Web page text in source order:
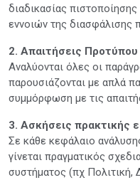
διαδικασίας
εννοιών της διασφάλισης
2. Απαιτήσεις Προτύπου
Αναλύονται όλες οι
παρουσιάζονται με απλά
συμμόρφωση με τις
3. Ασκήσεις πρακτικής
Σε κάθε κεφάλαιο
γίνεται πραγματικός
συστήματος (πχ Πολιτική,